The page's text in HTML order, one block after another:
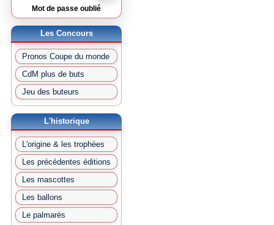
Mot de passe oublié
Les Concours
Pronos Coupe du monde
CdM plus de buts
Jeu des buteurs
L'historique
L'origine & les trophées
Les précédentes éditions
Les mascottes
Les ballons
Le palmarès